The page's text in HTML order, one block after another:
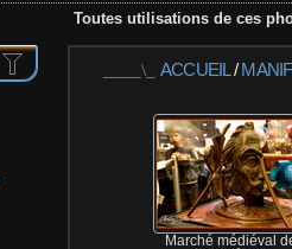
Toutes utilisations de ces
ACCUEIL/
Marché médiéval